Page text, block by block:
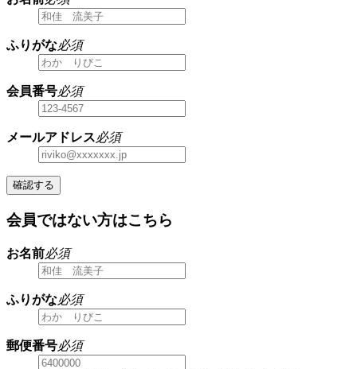
ふりがな必須
会員番号必須
メールアドレス必須
確認する
会員ではない方はこちら
お名前必須
ふりがな必須
郵便番号必須